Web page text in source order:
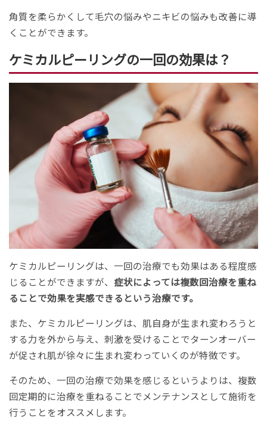
角質を柔らかくして毛穴の悩みやニキビの悩みも改善に導
くことができます。
ケミカルピーリングの一回の効果は？
ケミカルピーリングは、一回の治療でも効果はある程度感
じることができますが、 症状によっては複数回治療を重ね
ることで効果を実感できるという治療です。
また、ケミカルピーリングは、肌自身が生まれ変わろうと
する力を外から与え、刺激を受けることでターンオーバー
が促され肌が徐々に生まれ変わっていくのが特徴です。
そのため、一回の治療で効果を感じるというよりは、複数
回定期的に治療を重ねることでメンテナンスとして施術を
行うことをオススメします。